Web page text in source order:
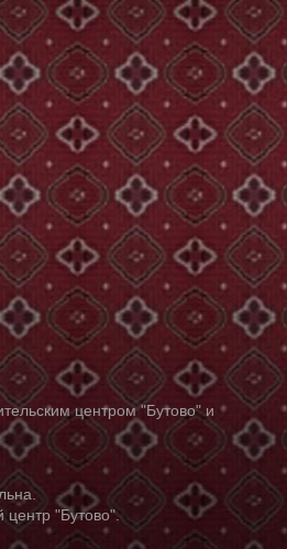
центром "Бутово" и
"Бутово".